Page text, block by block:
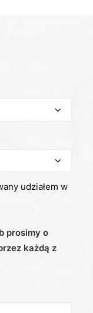
udziałem w
prosimy o
każdą z